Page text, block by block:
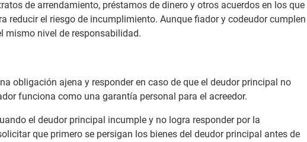
de arrendamiento, préstamos de dinero y otros acuerdos en los que
reducir el riesgo de incumplimiento. Aunque fiador y codeudor cumplen
mismo nivel de responsabilidad.
obligación ajena y responder en caso de que el deudor principal no
funciona como una garantía personal para el acreedor.
el deudor principal incumple y no logra responder por la
que primero se persigan los bienes del deudor principal antes de